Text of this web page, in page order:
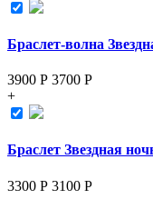
Браслет-волна
3900 Р 3700 Р
+
Браслет Звездная
3300 Р 3100 Р